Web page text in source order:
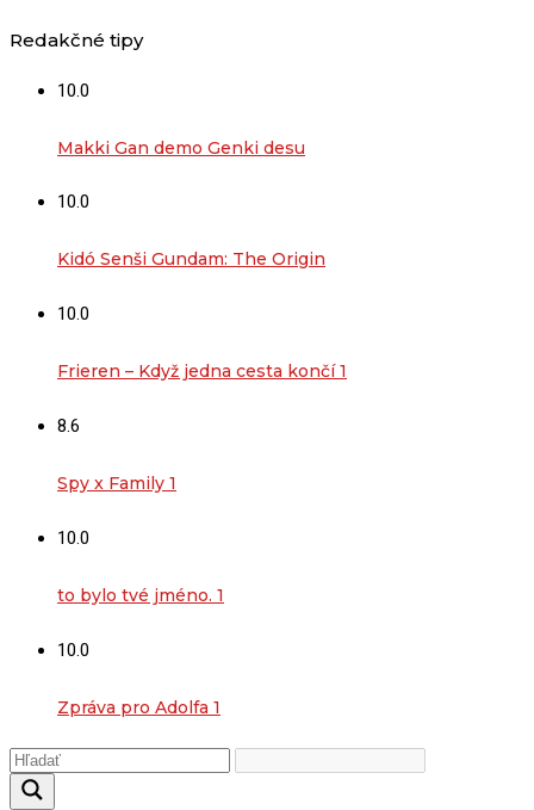
Redakčné tipy
10.0
Makki Gan demo Genki desu
10.0
Kidó Senši Gundam: The Origin
10.0
Frieren – Když jedna cesta končí 1
8.6
Spy x Family 1
10.0
to bylo tvé jméno. 1
10.0
Zpráva pro Adolfa 1